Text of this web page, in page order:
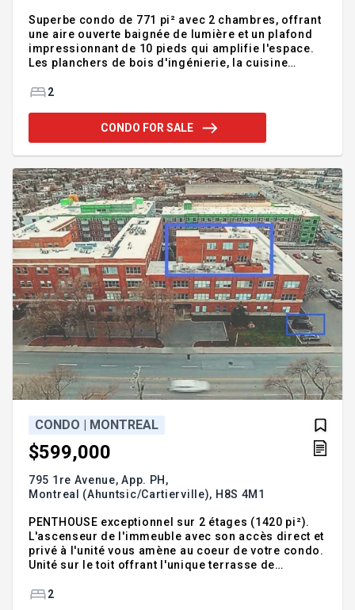
Superbe condo de 771 pi² avec 2 chambres, offrant
une aire ouverte baignée de lumière et un plafond
impressionnant de 10 pieds qui amplifie l'espace.
Les planchers de bois d'ingénierie, la cuisine
thermoplastique créent une ambiance élégante et
climatiseur mural et d'un grand locker au sous-sol.
Situé directement sur la réputée Promenade Fleury,
métro Sauvé à 30 secondes et Marché Central à 10
minutes.
2
CONDO FOR SALE
CONDO | MONTREAL
$599,000
795 1re Avenue, App. PH,
Montreal (Ahuntsic/Cartierville), H8S 4M1
PENTHOUSE exceptionnel sur 2 étages (1420 pi²).
L'ascenseur de l'immeuble avec son accès direct et
privé à l'unité vous amène au coeur de votre condo.
Unité sur le toit offrant l'unique terrasse de
intimité. Cette propriété se distingue par sa
2